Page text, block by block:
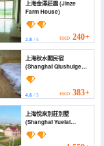
上海金澤莊園 (Jinze
Farm House)
2.8/ 5 HKD 240+
上海秋水閣民宿
(Shanghai Qiushuige
Homestay)
4.6/ 5 HKD 383+
上海悅來別莊別墅
(Shanghai Yuelai
Biezhuang Villa)